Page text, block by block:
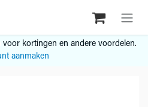
kortingen en andere voordelen.
aanmaken